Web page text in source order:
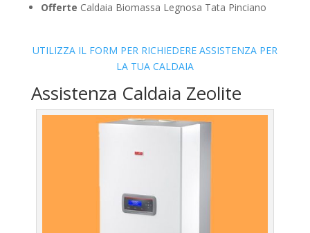
Offerte Caldaia Biomassa Legnosa Tata Pinciano
UTILIZZA IL FORM PER RICHIEDERE ASSISTENZA PER
LA TUA CALDAIA
Assistenza Caldaia Zeolite